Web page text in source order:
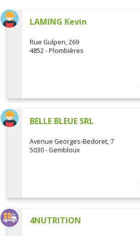
LAMING Kevin
Rue Gulpen, 269
4852 - Plombières
BELLE BLEUE SRL
Avenue Georges-Bedoret, 7
5030 - Gembloux
4NUTRITION